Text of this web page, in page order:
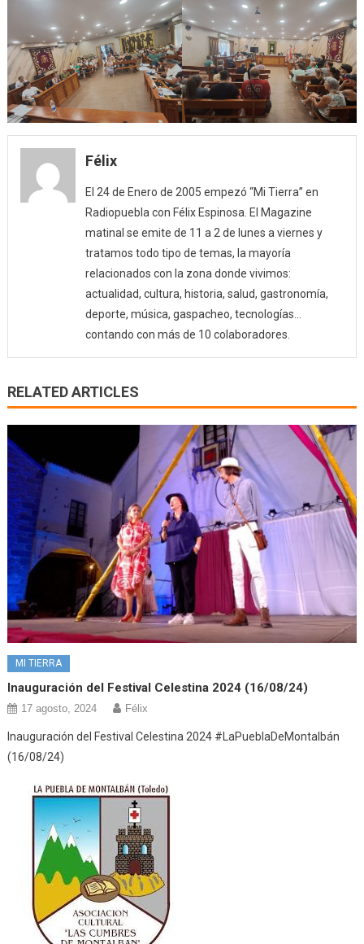
Félix
El 24 de Enero de 2005 empezó “Mi Tierra” en
Radiopuebla con Félix Espinosa. El Magazine
matinal se emite de 11 a 2 de lunes a viernes y
tratamos todo tipo de temas, la mayoría
relacionados con la zona donde vivimos:
actualidad, cultura, historia, salud, gastronomía,
deporte, música, gaspacheo, tecnologías…
contando con más de 10 colaboradores.
RELATED ARTICLES
MI TIERRA
Inauguración del Festival Celestina 2024 (16/08/24)
17 agosto, 2024 Félix
Inauguración del Festival Celestina 2024 #LaPueblaDeMontalbán
(16/08/24)